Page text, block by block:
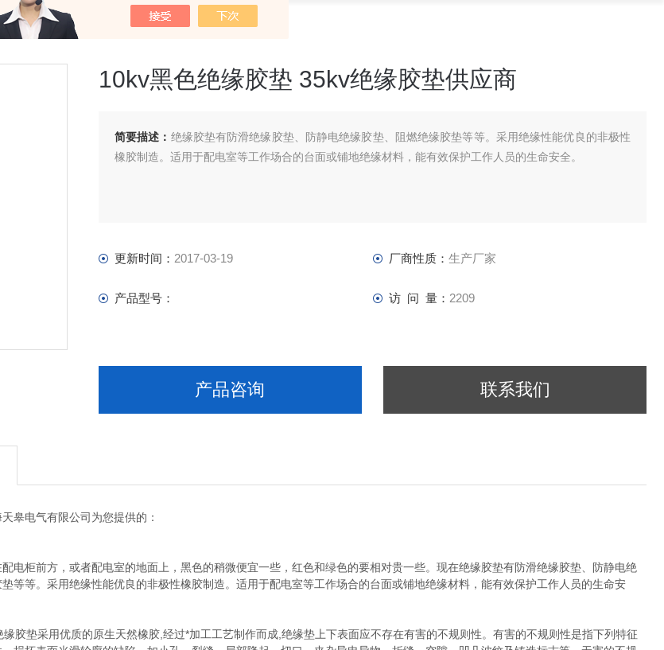
35kv绝缘胶垫供应商
10kv黑色绝缘胶垫 35kv绝缘胶垫供应商
简要描述： 绝缘胶垫有防滑绝缘胶垫、防静电绝缘胶垫、阻燃绝缘胶垫等等。采用绝缘性能优良的非极性
橡胶制造。适用于配电室等工作场合的台面或铺地绝缘材料，能有效保护工作人员的生命安全。
更新时间： 2017-03-19 厂商性质： 生产厂家
产品型号： 访 问 量： 2209
产品咨询 联系我们
皋电气有限公司为您提供的：
电柜前方，或者配电室的地面上，黑色的稍微便宜一些，红色和绿色的要相对贵一些。现在绝缘胶垫有防滑绝缘胶垫、防静电绝
等等。采用绝缘性能优良的非极性橡胶制造。适用于配电室等工作场合的台面或铺地绝缘材料，能有效保护工作人员的生命安
胶垫采用优质的原生天然橡胶,经过*加工工艺制作而成,绝缘垫上下表面应不存在有害的不规则性。有害的不规则性是指下列特征